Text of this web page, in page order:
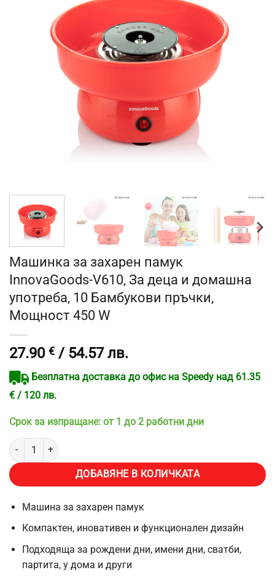
Машинка за захарен памук
InnovaGoods-V610, За деца и домашна
употреба, 10 Бамбукови пръчки,
Мощност 450 W
27.90 € / 54.57 лв.
Безплатна доставка до офис на Speedy над 61.35
€ / 120 лв.
Срок за изпращане: от 1 до 2 работни дни
количество за Машинка за захарен памук InnovaGoods-V610,
ДОБАВЯНЕ В КОЛИЧКАТА
Машина за захарен памук
Компактен, иновативен и функционален дизайн
Подходяща за рождени дни, имени дни, сватби,
партита, у дома и други